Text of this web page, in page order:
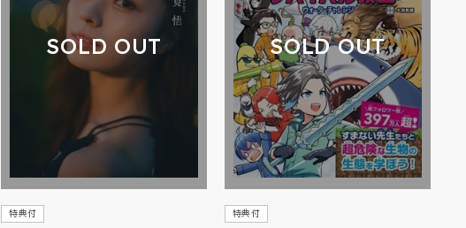
SOLD OUT
特典付
SOLD OUT
特典付